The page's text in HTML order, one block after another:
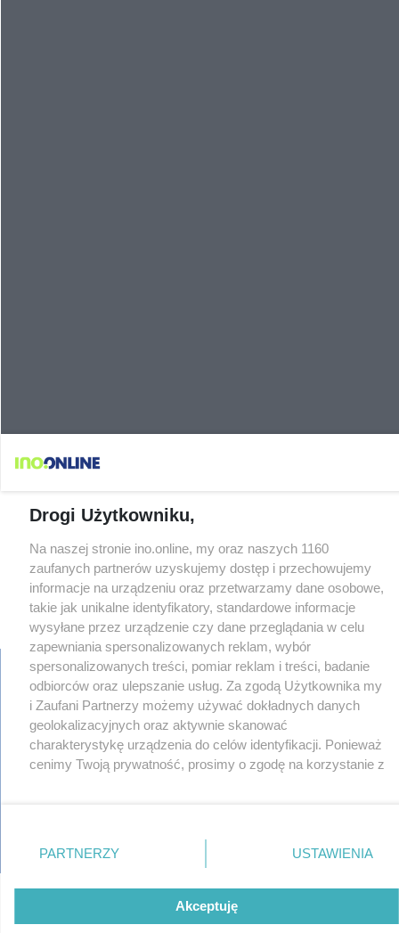
regulamin
reklama
redakcja
pliki cookies
oferty pracy
© copyright 2000-2026 Ino-online Media
Drogi Użytkowniku,
Na naszej stronie ino.online, my oraz naszych 1160
zaufanych partnerów uzyskujemy dostęp i przechowujemy
informacje na urządzeniu oraz przetwarzamy dane osobowe,
takie jak unikalne identyfikatory, standardowe informacje
wysyłane przez urządzenie czy dane przeglądania w celu
zapewniania spersonalizowanych reklam, wybór
spersonalizowanych treści, pomiar reklam i treści, badanie
odbiorców oraz ulepszanie usług. Za zgodą Użytkownika my
i Zaufani Partnerzy możemy używać dokładnych danych
geolokalizacyjnych oraz aktywnie skanować
charakterystykę urządzenia do celów identyfikacji. Ponieważ
cenimy Twoją prywatność, prosimy o zgodę na korzystanie z
. Niektóre rodzaje przetwarzania
danych nie wymagają zgody użytkownika, ale masz prawo
miały zastosowania tylko na tej witrynie.
PARTNERZY USTAWIENIA
Akceptuję